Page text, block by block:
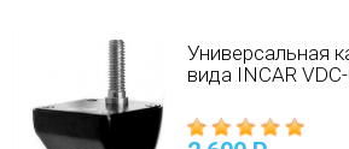
Универсальная
вида INCAR